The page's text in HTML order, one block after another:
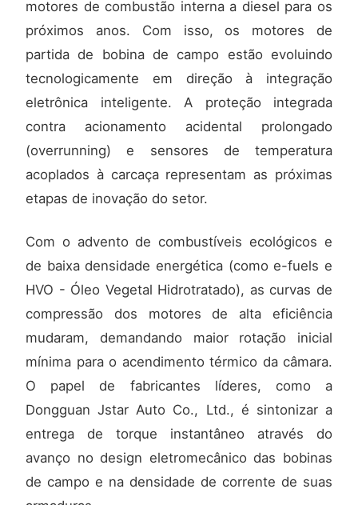
motores de combustão interna a diesel para os
próximos anos. Com isso, os motores de
partida de bobina de campo estão evoluindo
tecnologicamente em direção à integração
eletrônica inteligente. A proteção integrada
contra acionamento acidental prolongado
(overrunning) e sensores de temperatura
acoplados à carcaça representam as próximas
etapas de inovação do setor.
Com o advento de combustíveis ecológicos e
de baixa densidade energética (como e-fuels e
HVO - Óleo Vegetal Hidrotratado), as curvas de
compressão dos motores de alta eficiência
mudaram, demandando maior rotação inicial
mínima para o acendimento térmico da câmara.
O papel de fabricantes líderes, como a
Dongguan Jstar Auto Co., Ltd., é sintonizar a
entrega de torque instantâneo através do
avanço no design eletromecânico das bobinas
de campo e na densidade de corrente de suas